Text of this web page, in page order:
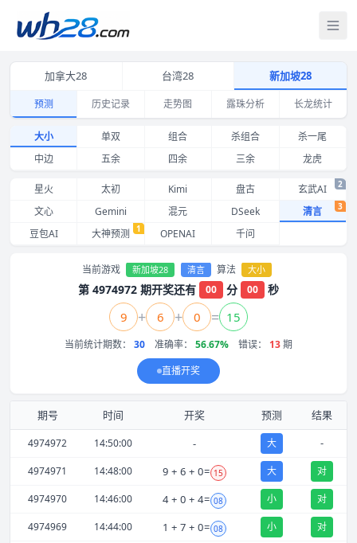
打
加拿大28 台湾28 新加坡28
预测 历史记录 走势图 露珠分析 长龙统计
新加坡28大小预测 清言 近期命中记录与准确率
大小 单双 组合 杀组合
杀一尾
中边
五余 四余 三余 龙虎
星火 太初 Kimi 盘古 玄武AI 2
文心 Gemini 混元 DSeek 清言 3
豆包AI 大神预测 1 OPENAI 千问
当前游戏 新加坡28 清言 算法 大小
第 4974972 期开奖还有 00 分 00 秒
9 + 6 + 0 = 15
当前统计期数： 30 准确率： 56.67% 错误： 13期
直播开奖
期号 时间 开奖 预测 结果
4974972 14:50:00 - 大 -
4974971 14:48:00 9 + 6 + 0= 15 大 对
4974970 14:46:00 4+ 0 + 4= 08 小 对
4974969 14:44:00 1 + 7 + 0= 08 小 对